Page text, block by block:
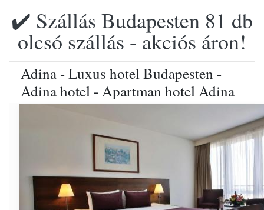
✔️ Szállás Budapesten 81 db
olcsó szállás - akciós áron!
Adina - Luxus hotel Budapesten -
Adina hotel - Apartman hotel Adina